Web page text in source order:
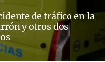
de tráfico en la
y otros dos